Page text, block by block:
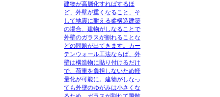
建物が高層化すればするほ
ど、外壁が重くなること、そ
して地震に耐える柔構造建築
の場合、建物がしなることで
外壁のガラスが割れることな
どの問題が出てきます。カー
テンウォール工法ならば、外
壁は構造物に貼り付けるだけ
で、荷重を負担しないため軽
量化が可能に。 建物がしなっ
ても外壁のゆがみは小さくな